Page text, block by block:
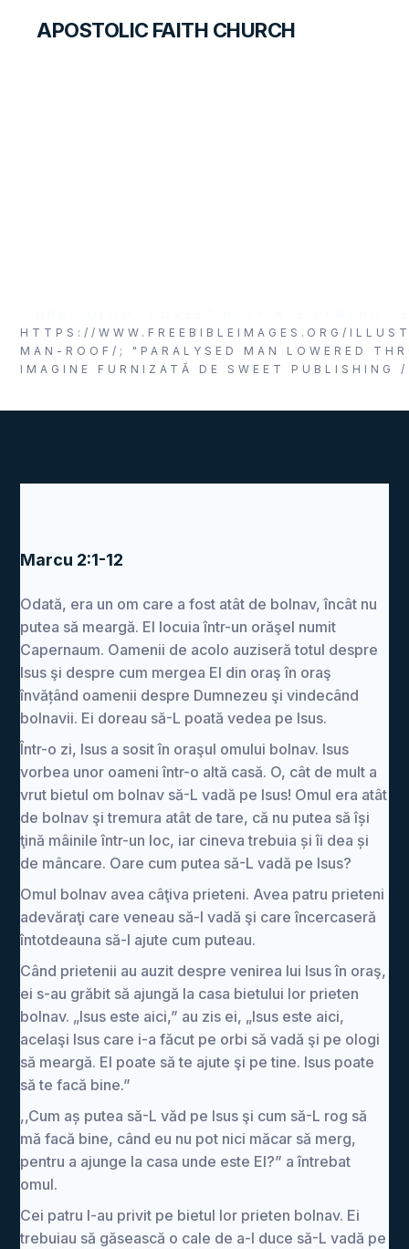
APOSTOLIC FAITH CHURCH
HTTPS://WWW.FREEBIBLEIMAGES.ORG/
MAN-ROOF/; "PARALYSED MAN LOWERED
IMAGINE FURNIZATĂ DE SWEET PUBLISHING
Marcu 2:1-12
Odată, era un om care a fost atât de bolnav, încât nu
putea să meargă. El locuia într-un orăşel numit
Capernaum. Oamenii de acolo auziseră totul despre
Isus şi despre cum mergea El din oraş în oraş
învățând oamenii despre Dumnezeu şi vindecând
bolnavii. Ei doreau să-L poată vedea pe Isus.
Într-o zi, Isus a sosit în oraşul omului bolnav. Isus
vorbea unor oameni într-o altă casă. O, cât de mult a
vrut bietul om bolnav să-L vadă pe Isus! Omul era atât
de bolnav şi tremura atât de tare, că nu putea să își
ţină mâinile într-un loc, iar cineva trebuia și îi dea și
de mâncare. Oare cum putea să-L vadă pe Isus?
Omul bolnav avea câţiva prieteni. Avea patru prieteni
adevăraţi care veneau să-l vadă şi care încercaseră
întotdeauna să-l ajute cum puteau.
Când prietenii au auzit despre venirea lui Isus în oraş,
ei s-au grăbit să ajungă la casa bietului lor prieten
bolnav. „Isus este aici,” au zis ei, „Isus este aici,
acelaşi Isus care i-a făcut pe orbi să vadă şi pe ologi
să meargă. El poate să te ajute şi pe tine. Isus poate
să te facă bine.”
,,Cum aș putea să-L văd pe Isus şi cum să-L rog să
mă facă bine, când eu nu pot nici măcar să merg,
pentru a ajunge la casa unde este El?” a întrebat
omul.
Cei patru l-au privit pe bietul lor prieten bolnav. Ei
trebuiau să găsească o cale de a-l duce să-L vadă pe